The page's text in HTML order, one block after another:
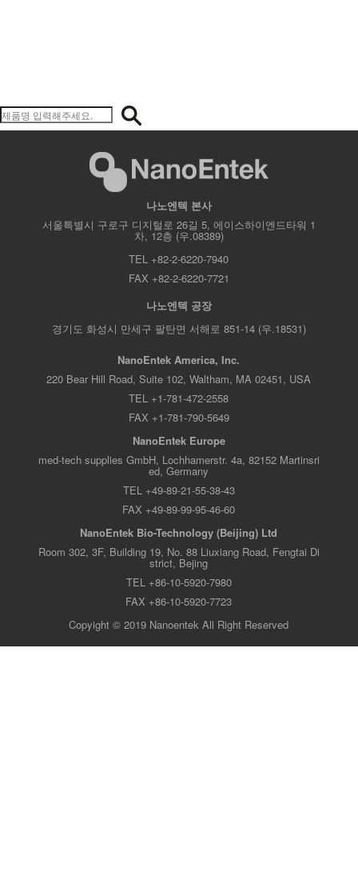
나노엔텍 본사
서울특별시 구로구 디지털로 26길 5, 에이스하이엔드타워 1
차, 12층 (우.08389)
TEL +82-2-6220-7940
FAX +82-2-6220-7721
나노엔텍 공장
경기도 화성시 만세구 팔탄면 서해로 851-14 (우.18531)
NanoEntek America, Inc.
220 Bear Hill Road, Suite 102, Waltham, MA 02451, USA
TEL +1-781-472-2558
FAX +1-781-790-5649
NanoEntek Europe
med-tech supplies GmbH, Lochhamerstr. 4a, 82152 Martinsri
ed, Germany
TEL +49-89-21-55-38-43
FAX +49-89-99-95-46-60
NanoEntek Bio-Technology (Beijing) Ltd
Room 302, 3F, Building 19, No. 88 Liuxiang Road, Fengtai Di
strict, Bejing
TEL +86-10-5920-7980
FAX +86-10-5920-7723
Copyight © 2019 Nanoentek All Right Reserved